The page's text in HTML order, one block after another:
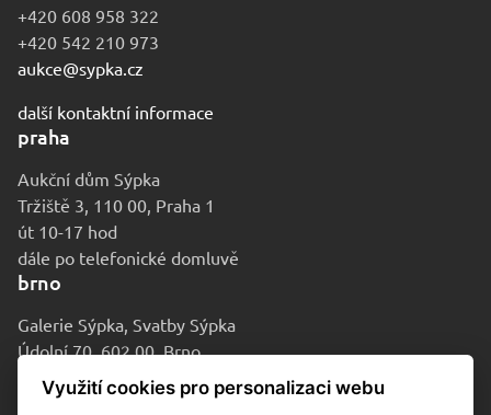
+420 608 958 322
+420 542 210 973
aukce@sypka.cz
další kontaktní informace
praha
Aukční dům Sýpka
Tržiště 3, 110 00, Praha 1
út 10-17 hod
dále po telefonické domluvě
brno
Galerie Sýpka, Svatby Sýpka
Údolní 70, 602 00, Brno
po-pá 9-16 hod
Využití cookies pro personalizaci webu